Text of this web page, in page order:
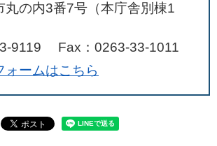
丸の内3番7号（本庁舎別棟1
9119
Fax：0263-33-1011
ォームはこちら